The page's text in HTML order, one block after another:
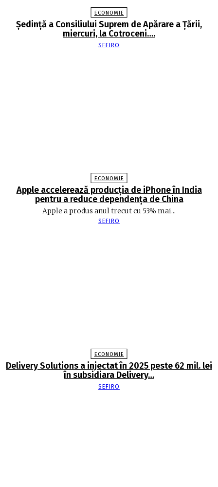
ECONOMIE
Şedinţă a Consiliului Suprem de Apărare a Ţării,
miercuri, la Cotroceni….
SEFIRO
ECONOMIE
Apple accelerează producția de iPhone în India
pentru a reduce dependența de China
Apple a produs anul trecut cu 53% mai...
SEFIRO
ECONOMIE
Delivery Solutions a injectat în 2025 peste 62 mil. lei
în subsidiara Delivery…
SEFIRO